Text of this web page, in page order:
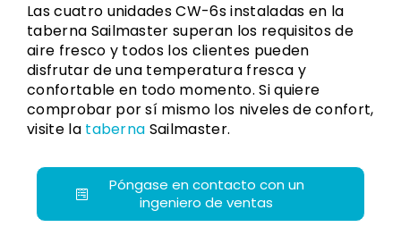
Las cuatro unidades CW-6s instaladas en la
taberna Sailmaster superan los requisitos de
aire fresco y todos los clientes pueden
disfrutar de una temperatura fresca y
confortable en todo momento. Si quiere
comprobar por sí mismo los niveles de confort,
visite la taberna Sailmaster.
Póngase en contacto con un
ingeniero de ventas